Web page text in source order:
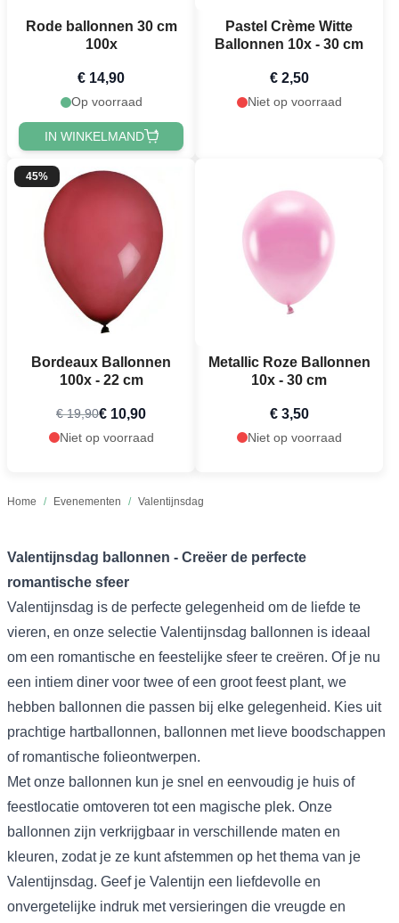
Home / Evenementen / Valentijnsdag
Rode ballonnen 30 cm
100x
€ 14,90
Op voorraad
IN WINKELMAND
Pastel Crème Witte
Ballonnen 10x - 30 cm
€ 2,50
Niet op voorraad
45%
Bordeaux Ballonnen
100x - 22 cm
€ 19,90€ 10,90
Niet op voorraad
Metallic Roze Ballonnen
10x - 30 cm
€ 3,50
Niet op voorraad
Valentijnsdag ballonnen - Creëer de perfecte
romantische sfeer
Valentijnsdag is de perfecte gelegenheid om de liefde te
vieren, en onze selectie Valentijnsdag ballonnen is ideaal
om een romantische en feestelijke sfeer te creëren. Of je nu
een intiem diner voor twee of een groot feest plant, we
hebben ballonnen die passen bij elke gelegenheid. Kies uit
prachtige hartballonnen, ballonnen met lieve boodschappen
of romantische folieontwerpen.
Met onze ballonnen kun je snel en eenvoudig je huis of
feestlocatie omtoveren tot een magische plek. Onze
ballonnen zijn verkrijgbaar in verschillende maten en
kleuren, zodat je ze kunt afstemmen op het thema van je
Valentijnsdag. Geef je Valentijn een liefdevolle en
onvergetelijke indruk met versieringen die vreugde en